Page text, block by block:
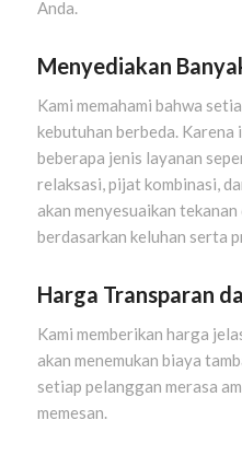
Anda.
Menyediakan
Kami memahami bahwa
kebutuhan berbeda. Karena
beberapa jenis layanan
relaksasi, pijat kombinasi,
akan menyesuaikan
berdasarkan keluhan serta
Harga Transparan
Kami memberikan harga
akan menemukan biaya
setiap pelanggan merasa
memesan.